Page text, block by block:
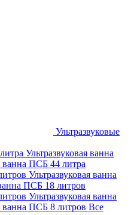
Ультразвуковые
Ультразвуковая ванна
ванна ПСБ 44 литра
Ультразвуковая ванна
ПСБ 18 литров
Ультразвуковая ванна
ванна ПСБ 8 литров Все